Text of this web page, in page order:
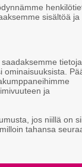
Illan
Nyt
sisältöä ja
tietoja
ominaisuuksista.
ja
jos niillä on
tahansa